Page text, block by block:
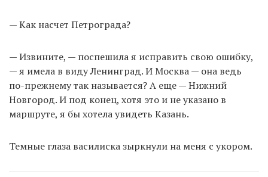
— Как насчет Петрограда?
— Извините, — поспешила я исправить свою ошибку,
— я имела в виду Ленинград. И Москва — она ведь
по-прежнему так называется? А еще — Нижний
Новгород. И под конец, хотя это и не указано в
маршруте, я бы хотела увидеть Казань.
Темные глаза василиска зыркнули на меня с укором.